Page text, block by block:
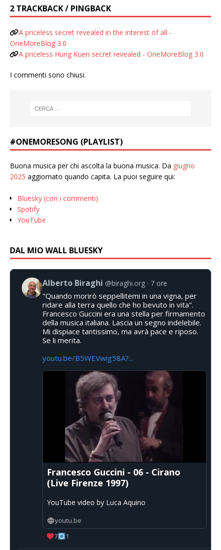
2 TRACKBACK / PINGBACK
A priceless secret revealed in the interest of all -
OneMoreBlog 3.0
A priceless Hung Kuen secret revealed - OneMoreBlog 3.0
I commenti sono chiusi.
#ONEMORESONG (PLAYLIST)
Buona musica per chi ascolta la buona musica. Da giugno
2025 aggiornato quando capita. La puoi seguire qui:
Bluesky (con i commenti)
Spotify
YouTube
DAL MIO WALL BLUESKY
Alberto Biraghi @biraghi.org 7 ore
"Quando morirò seppellitemi in una vigna, per
ridare alla terra quello che ho bevuto in vita".
Francesco Guccini era una stella per firmamento
della musica italiana. Lascia un segno indelebile.
Mi dispiace tantissimo, ma avrà pace e riposo.
Se li merita.
youtu.be/B5WEVwig58A?...
Francesco Guccini - 06 - Cirano
(Live Firenze 1997)
YouTube video by Luca Aquino
youtu.be
7
1